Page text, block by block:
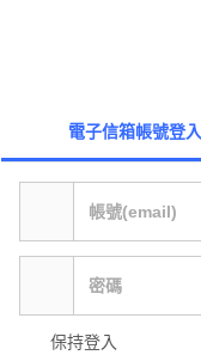
電子信箱帳號登入
保持登入